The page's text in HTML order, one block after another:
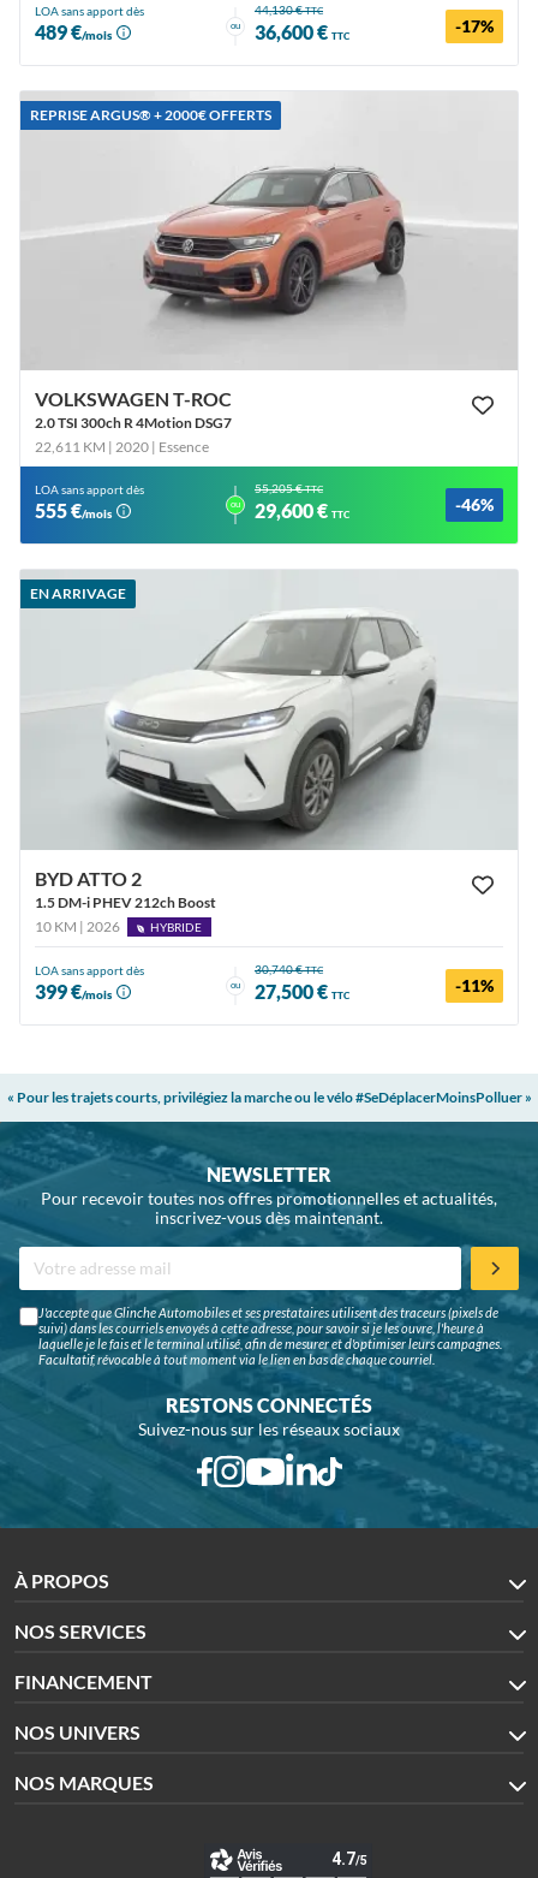
LOA sans apport dès
489 €/mois
ou
44,130 €TTC
36,600 € TTC -17%
REPRISE ARGUS®️ + 2000€ OFFERTS
VOLKSWAGEN T-ROC
2.0 TSI 300ch R 4Motion DSG7
22,611 KM | 2020 | Essence
LOA sans apport dès
555 €/mois
ou
55,205 €TTC
29,600 € TTC -46%
EN ARRIVAGE
BYD ATTO 2
1.5 DM-i PHEV 212ch Boost
10 KM | 2026
HYBRIDE
LOA sans apport dès
399 €/mois
ou
30,740 €TTC
27,500 € TTC -11%
« Pour les trajets courts, privilégiez la marche ou le vélo #SeDéplacerMoinsPolluer »
NEWSLETTER
Pour recevoir toutes nos offres promotionnelles et actualités,
inscrivez-vous dès maintenant.
J'accepte que Glinche Automobiles et ses prestataires utilisent des traceurs (pixels de
suivi) dans les courriels envoyés à cette adresse, pour savoir si je les ouvre, l'heure à
laquelle je le fais et le terminal utilisé, afin de mesurer et d'optimiser leurs campagnes.
Facultatif, révocable à tout moment via le lien en bas de chaque courriel.
RESTONS CONNECTÉS
Suivez-nous sur les réseaux sociaux
À PROPOS
NOS SERVICES
FINANCEMENT
NOS UNIVERS
NOS MARQUES